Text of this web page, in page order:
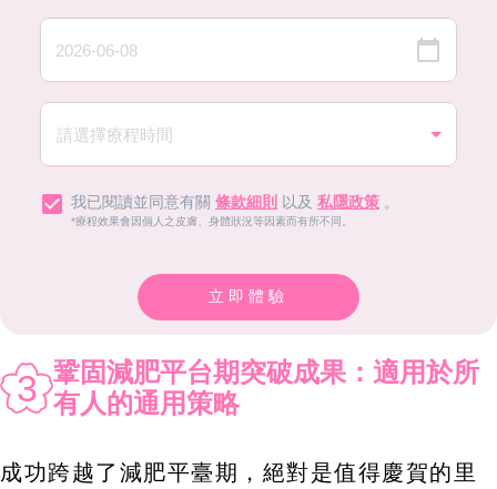
我已閱讀並同意有關 條款細則 以及 私隱政策 。
*療程效果會因個人之皮膚、身體狀況等因素而有所不同。
立即體驗
3 鞏固減肥平台期突破成果：適用於所
有人的通用策略
成功跨越了減肥平臺期，絕對是值得慶賀的里